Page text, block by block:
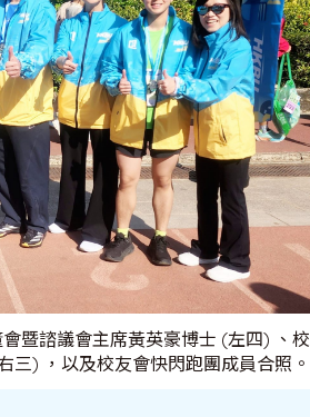
暨諮議會主席黃英豪博士 (左四) 、校
三) ，以及校友會快閃跑團成員合照。